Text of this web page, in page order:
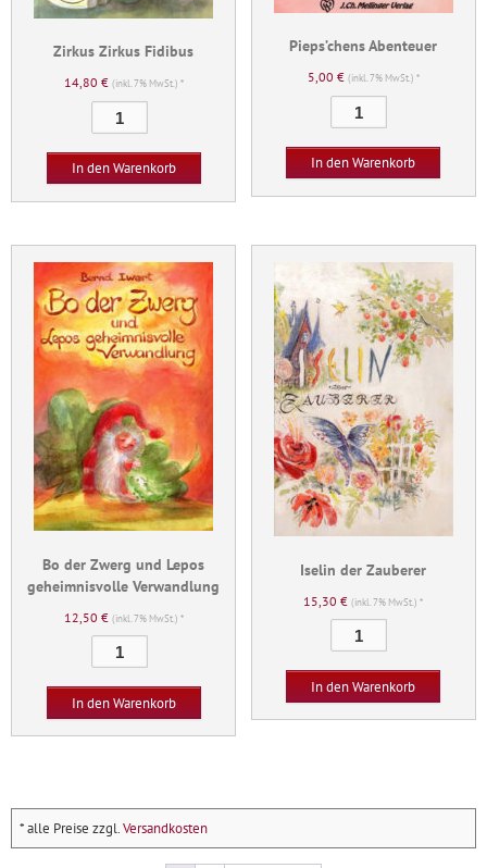
Zirkus Zirkus Fidibus
14,80 € (inkl. 7% MwSt.) *
Zirkus
Fidibus
Menge
In den Warenkorb
Pieps’chens Abenteuer
5,00 € (inkl. 7% MwSt.) *
Abenteuer
Menge
In den Warenkorb
Bo der Zwerg und Lepos
geheimnisvolle Verwandlung
12,50 € (inkl. 7% MwSt.) *
der
Zwerg
und
Lepos
Menge
In den Warenkorb
Iselin der Zauberer
15,30€ (inkl. 7% MwSt.) *
der
Zauberer
Menge
In den Warenkorb
* alle Preise zzgl.Versandkosten